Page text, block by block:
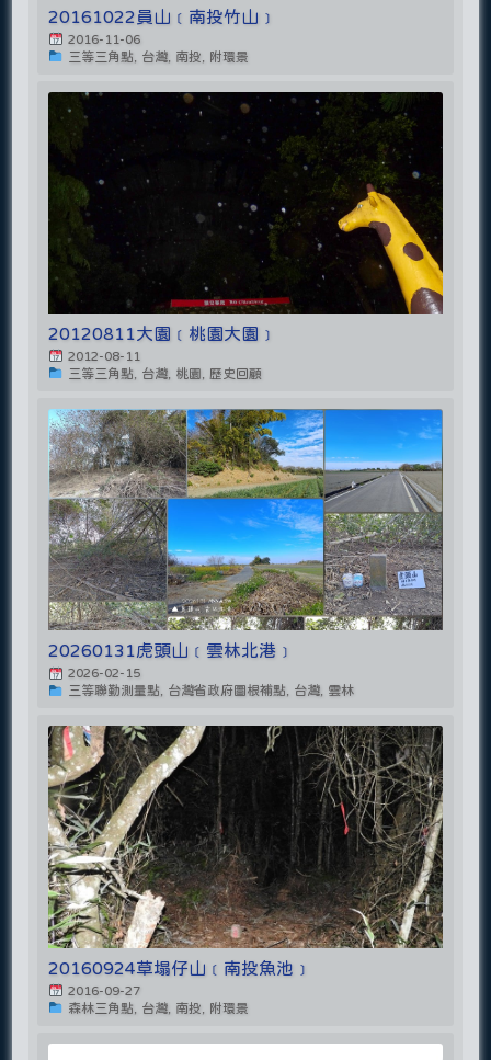
20161022員山﹝南投竹山﹞
2016-11-06
三等三角點, 台灣, 南投, 附環景
20120811大園﹝桃園大園﹞
2012-08-11
三等三角點, 台灣, 桃園, 歷史回顧
20260131虎頭山﹝雲林北港﹞
2026-02-15
三等聯勤測量點, 台灣省政府圖根補點, 台灣, 雲林
20160924草塌仔山﹝南投魚池﹞
2016-09-27
森林三角點, 台灣, 南投, 附環景